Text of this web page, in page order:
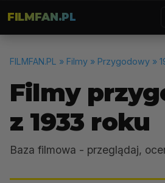
FILMFAN.PL
FILMFAN.PL » Filmy » Przygodowy »
Filmy
z 1933 roku
Baza filmowa - przeglądaj,